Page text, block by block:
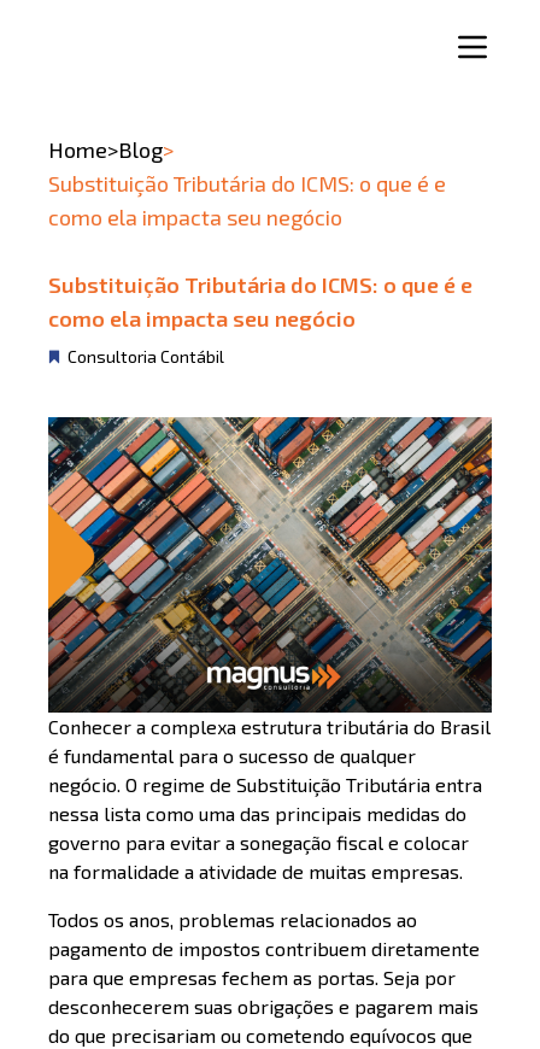
Home>Blog>
Substituição Tributária do ICMS: o que é e
como ela impacta seu negócio
Substituição Tributária do ICMS: o que é e
como ela impacta seu negócio
Consultoria Contábil
Conhecer a complexa estrutura tributária do Brasil
é fundamental para o sucesso de qualquer
negócio. O regime de Substituição Tributária entra
nessa lista como uma das principais medidas do
governo para evitar a sonegação fiscal e colocar
na formalidade a atividade de muitas empresas.
Todos os anos, problemas relacionados ao
pagamento de impostos contribuem diretamente
para que empresas fechem as portas. Seja por
desconhecerem suas obrigações e pagarem mais
do que precisariam ou cometendo equívocos que